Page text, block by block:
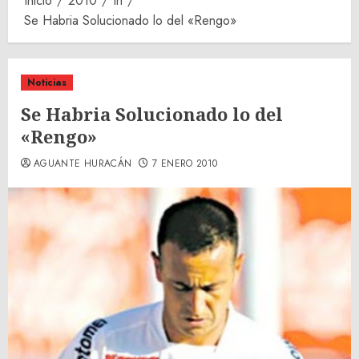
Se Habria Solucionado lo del «Rengo»
Noticias
Se Habria Solucionado lo del
«Rengo»
AGUANTE HURACÁN 7 ENERO 2010